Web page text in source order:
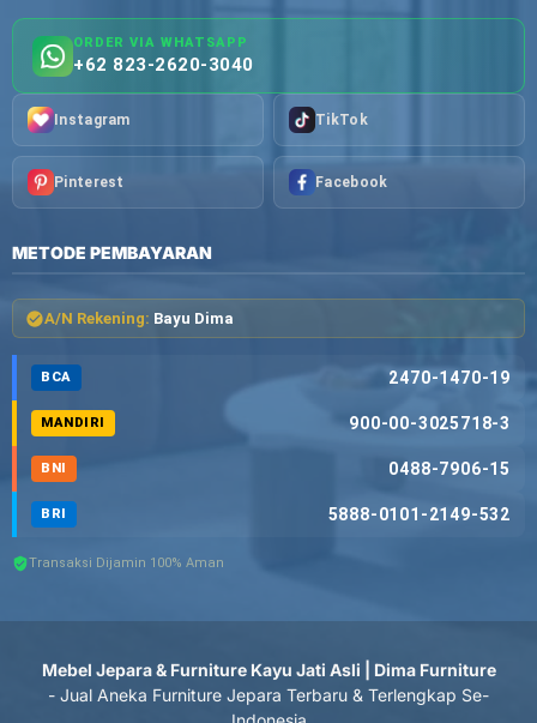
ORDER VIA WHATSAPP
+62 823-2620-3040
Instagram TikTok
Pinterest Facebook
METODE PEMBAYARAN
A/N Rekening: Bayu Dima
BCA 2470-1470-19
MANDIRI 900-00-3025718-3
BNI 0488-7906-15
BRI 5888-0101-2149-532
Transaksi Dijamin 100% Aman
Mebel Jepara & Furniture Kayu Jati Asli | Dima Furniture
- Jual Aneka Furniture Jepara Terbaru & Terlengkap Se-